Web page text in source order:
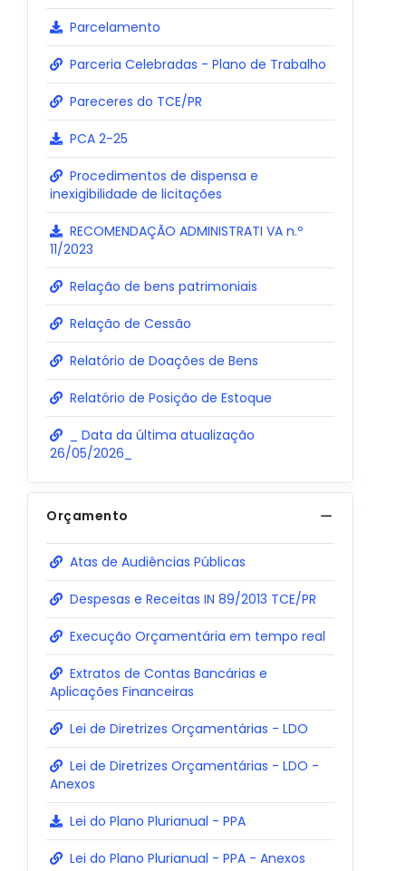
Parcelamento
Parceria Celebradas - Plano de Trabalho
Pareceres do TCE/PR
PCA 2-25
Procedimentos de dispensa e
inexigibilidade de licitações
RECOMENDAÇÃO ADMINISTRATI VA n.º
11/2023
Relação de bens patrimoniais
Relação de Cessão
Relatório de Doações de Bens
Relatório de Posição de Estoque
_ Data da última atualização
26/05/2026_
Orçamento
Atas de Audiências Públicas
Despesas e Receitas IN 89/2013 TCE/PR
Execução Orçamentária em tempo real
Extratos de Contas Bancárias e
Aplicações Financeiras
Lei de Diretrizes Orçamentárias - LDO
Lei de Diretrizes Orçamentárias - LDO -
Anexos
Lei do Plano Plurianual - PPA
Lei do Plano Plurianual - PPA - Anexos